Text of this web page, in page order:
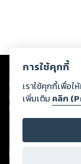
Copyright © 2026
ต่อผลงานหรือเนื้อหาใ
ทรัพย์สินทางปัญญาขอ
ทุกท่านโปรดใช้วิจาร
หนึ่งส่วนใดขัดต่อกฎหม
ดำเนินการในทันที ทั้
ลิขสิทธิ์ พ.ศ. 2537 (ฉบั
For support:
การใช้คุกกี้
เราใช้คุกกี้เพื่อ
เพิ่มเติม คลิก